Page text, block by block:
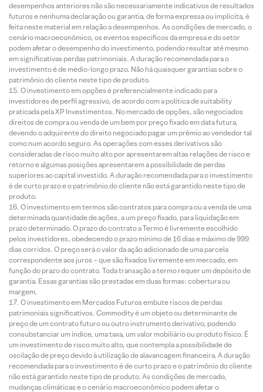
desempenhos anteriores não são necessariamente indicativos de resultados
futuros e nenhuma declaração ou garantia, de forma expressa ou implícita, é
feita neste material em relação a desempenhos. As condições de mercado, o
cenário macroeconômico, os eventos específicos da empresa e do setor
podem afetar o desempenho do investimento, podendo resultar até mesmo
em significativas perdas patrimoniais. A duração recomendada para o
investimento é de médio-longo prazo. Não há quaisquer garantias sobre o
patrimônio do cliente neste tipo de produto.
O investimento em opções é preferencialmente indicado para
investidores de perfil agressivo, de acordo com a política de suitability
praticada pela XP Investimentos. No mercado de opções, são negociados
direitos de compra ou venda de um bem por preço fixado em data futura,
devendo o adquirente do direito negociado pagar um prêmio ao vendedor tal
como num acordo seguro. As operações com esses derivativos são
consideradas de risco muito alto por apresentarem altas relações de risco e
retorno e algumas posições apresentarem a possibilidade de perdas
superiores ao capital investido. A duração recomendada para o investimento
é de curto prazo e o patrimônio do cliente não está garantido neste tipo de
produto.
O investimento em termos são contratos para compra ou a venda de uma
determinada quantidade de ações, a um preço fixado, para liquidação em
prazo determinado. O prazo do contrato a Termo é livremente escolhido
pelos investidores, obedecendo o prazo mínimo de 16 dias e máximo de 999
dias corridos. O preço será o valor da ação adicionado de uma parcela
correspondente aos juros – que são fixados livremente em mercado, em
função do prazo do contrato. Toda transação a termo requer um depósito de
garantia. Essas garantias são prestadas em duas formas: cobertura ou
margem.
O investimento em Mercados Futuros embute riscos de perdas
patrimoniais significativos. Commodity é um objeto ou determinante de
preço de um contrato futuro ou outro instrumento derivativo, podendo
consubstanciar um índice, uma taxa, um valor mobiliário ou produto físico. É
um investimento de risco muito alto, que contempla a possibilidade de
oscilação de preço devido à utilização de alavancagem financeira. A duração
recomendada para o investimento é de curto prazo e o patrimônio do cliente
não está garantido neste tipo de produto. As condições de mercado,
mudanças climáticas e o cenário macroeconômico podem afetar o